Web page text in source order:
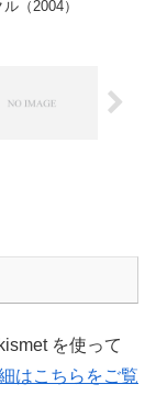
（2004）
を使って
はこちらをご覧